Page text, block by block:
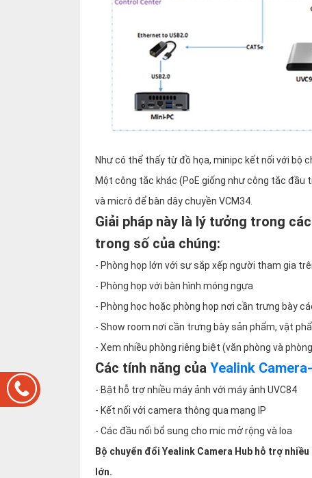
Như có thể thấy từ đồ họa, minipc kết nối với bộ
Một công tắc khác (PoE giống như công tắc đầu
và micrô để bàn dây chuyền VCM34.
Giải pháp này là lý tưởng trong
trong số của chúng:
- Phòng họp lớn với sự sắp xếp người tham gia
- Phòng họp với bàn hình móng ngựa
- Phòng học hoặc phòng họp nơi cần trưng bày
- Show room nơi cần trưng bày sản phẩm, vật
- Xem nhiều phòng riêng biệt (văn phòng và
Các tính năng của Yealink
- Bật hỗ trợ nhiều máy ảnh với máy ảnh UVC84
- Kết nối với camera thông qua mạng IP
- Các đầu nối bổ sung cho mic mở rộng và loa
Bộ chuyển đổi Yealink Camera Hub hỗ trợ
lớn.